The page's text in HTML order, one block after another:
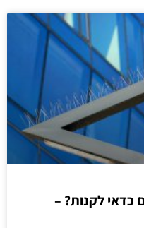
כדאי לקנות? –